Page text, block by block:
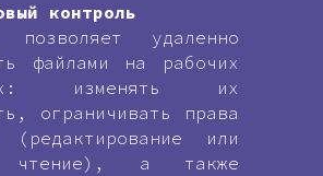
контроль
позволяет удаленно
файлами на рабочих
изменять их
ограничивать права
(редактирование или
чтение), а также